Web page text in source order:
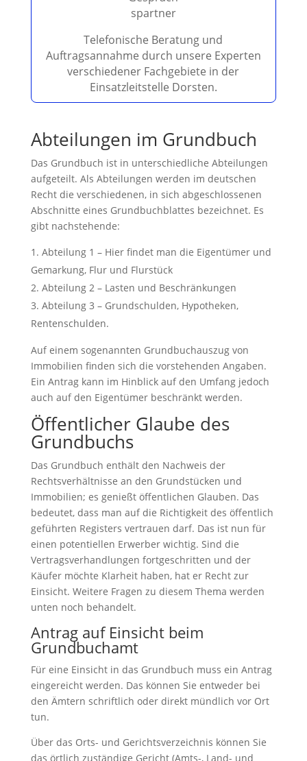
Telefonische Beratung und
Auftragsannahme durch unsere Experten
verschiedener Fachgebiete in der
Einsatzleitstelle Dorsten.
Abteilungen im Grundbuch
Das Grundbuch ist in unterschiedliche Abteilungen
aufgeteilt. Als Abteilungen werden im deutschen
Recht die verschiedenen, in sich abgeschlossenen
Abschnitte eines Grundbuchblattes bezeichnet. Es
gibt nachstehende:
Abteilung 1 – Hier findet man die Eigentümer und
Gemarkung, Flur und Flurstück
Abteilung 2 – Lasten und Beschränkungen
Abteilung 3 – Grundschulden, Hypotheken,
Rentenschulden.
Auf einem sogenannten Grundbuchauszug von
Immobilien finden sich die vorstehenden Angaben.
Ein Antrag kann im Hinblick auf den Umfang jedoch
auch auf den Eigentümer beschränkt werden.
Öffentlicher Glaube des
Grundbuchs
Das Grundbuch enthält den Nachweis der
Rechtsverhältnisse an den Grundstücken und
Immobilien; es genießt öffentlichen Glauben. Das
bedeutet, dass man auf die Richtigkeit des öffentlich
geführten Registers vertrauen darf. Das ist nun für
einen potentiellen Erwerber wichtig. Sind die
Vertragsverhandlungen fortgeschritten und der
Käufer möchte Klarheit haben, hat er Recht zur
Einsicht. Weitere Fragen zu diesem Thema werden
unten noch behandelt.
Antrag auf Einsicht beim
Grundbuchamt
Für eine Einsicht in das Grundbuch muss ein Antrag
eingereicht werden. Das können Sie entweder bei
den Ämtern schriftlich oder direkt mündlich vor Ort
tun.
Über das Orts- und Gerichtsverzeichnis können Sie
das örtlich zuständige Gericht (Amts-, Land- und